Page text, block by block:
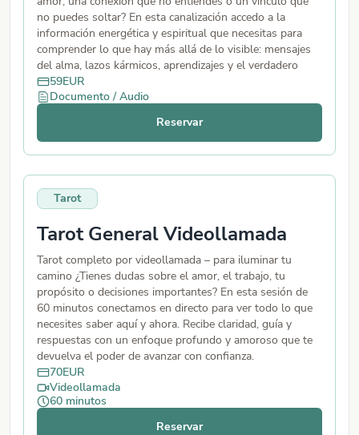
no puedes soltar? En esta canalización accedo a la
información energética y espiritual que necesitas para
comprender lo que hay más allá de lo visible: mensajes
del alma, lazos kármicos, aprendizajes y el verdadero
propósito de esa relación. Ideal para encontrar claridad,
sanar y abrirte al amor que mereces. Audio o escrito.
59EUR
Documento / Audio
Reservar
Tarot
Tarot General Videollamada
Tarot completo por videollamada – para iluminar tu
camino ¿Tienes dudas sobre el amor, el trabajo, tu
propósito o decisiones importantes? En esta sesión de
60 minutos conectamos en directo para ver todo lo que
necesites saber aquí y ahora. Recibe claridad, guía y
respuestas con un enfoque profundo y amoroso que te
devuelva el poder de avanzar con confianza.
70EUR
Videollamada
60 minutos
Reservar